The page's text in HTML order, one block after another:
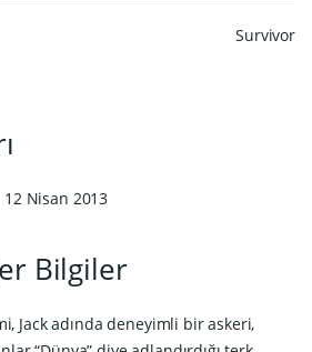
Survivor
12 Nisan 2013
Bilgiler
Jack adında deneyimli bir askeri,